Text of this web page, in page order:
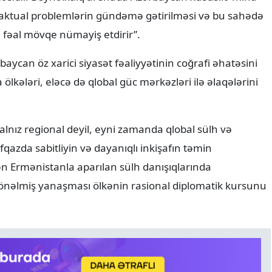
problemlərin gündəmə gətirilməsi və bu sahədə
fəal mövqe nümayiş etdirir”.
öz xarici siyasət fəaliyyətinin coğrafi əhatəsini
eləcə də qlobal güc mərkəzləri ilə əlaqələrini
regional deyil, eyni zamanda qlobal sülh və
sabitliyin və dayanıqlı inkişafın təmin
aparılan sülh danışıqlarında
yanaşması ölkənin rasional diplomatik kursunu